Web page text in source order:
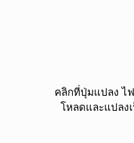
คลิกที่ปุ่มแปลง ไ
โหลดและแปลง